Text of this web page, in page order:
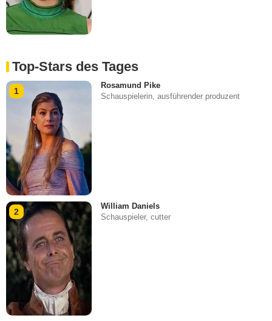
Top-Stars des Tages
1
Rosamund Pike
Schauspielerin, ausführender produzent
2
William Daniels
Schauspieler, cutter